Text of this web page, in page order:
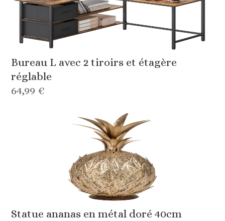
Bureau L avec 2 tiroirs et étagère
réglable
64,99 €
Statue ananas en métal doré 40cm